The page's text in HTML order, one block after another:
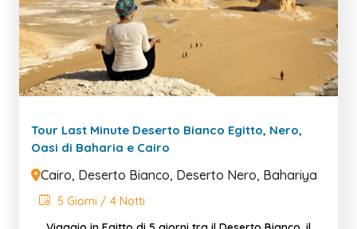
Tour Last Minute Deserto Bianco Egitto, Nero,
Oasi di Baharia e Cairo
Cairo, Deserto Bianco, Deserto Nero, Bahariya
5 Giorni / 4 Notti